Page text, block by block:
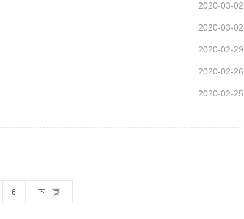
2020-03-02
2020-03-02
2020-02-29
2020-02-26
2020-02-25
6 下一页